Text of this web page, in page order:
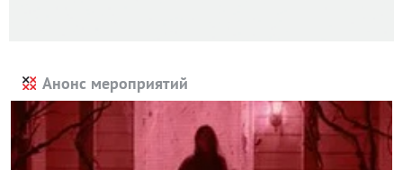
Анонс мероприятий